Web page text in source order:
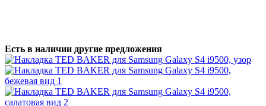
Есть в наличии другие предложения